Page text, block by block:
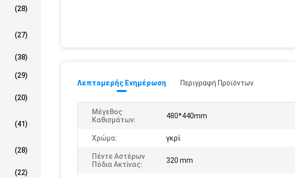
(28)
(27)
(38)
(29)
(20)
(41)
(28)
(22)
Λεπτομερής Ενημέρωση Περιγραφή Προϊόντων
Μέγεθος
Καθισμάτων:
480*440mm
Χρώμα: γκρί
Πέντε Αστέρων
Πόδια Ακτίνας:
320 mm